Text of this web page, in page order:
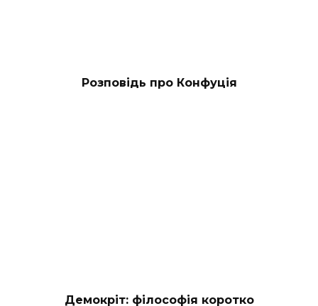
Розповідь про Конфуція
Демокріт: філософія коротко